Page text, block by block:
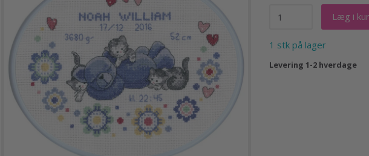
Læg i
1 stk på lager
Levering 1-2 hverdage